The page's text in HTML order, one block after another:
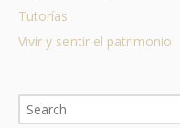
Tutorías
Vivir y sentir el patrimonio